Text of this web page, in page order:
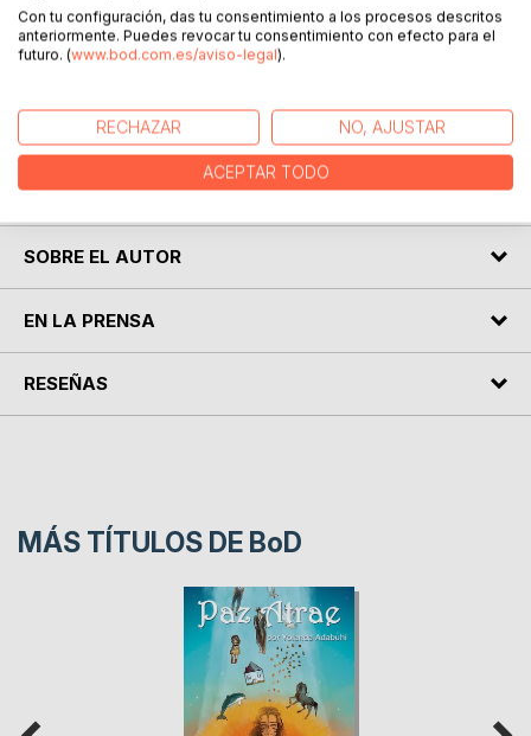
Si ya has comenzado un camino de evolución espiritual,
aquí encontrarás claves para encarnar esa consciencia en
una forma de estar presente en lo ordinario.
Un libro para desaprender los engaños de la mente
programada.
SOBRE EL AUTOR
EN LA PRENSA
RESEÑAS
MÁS TÍTULOS DE BoD
Con tu configuración, das tu consentimiento a los procesos descritos
anteriormente. Puedes revocar tu consentimiento con efecto para el
futuro. (www.bod.com.es/aviso-legal).
RECHAZAR NO, AJUSTAR
ACEPTAR TODO